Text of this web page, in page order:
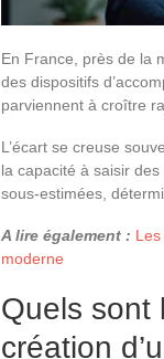
En France, près de la
des dispositifs
parviennent à croître
L’écart se creuse
la capacité à saisir
sous-estimées,
A lire également :
moderne
Quels sont
création